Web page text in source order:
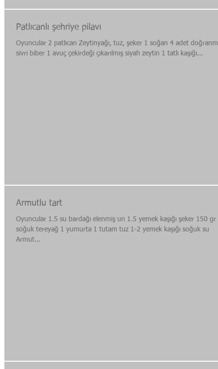
Patlıcanlı şehriye pilavı
Oyuncular 2 patlıcan Zeytinyağı, tuz, şeker 1 soğan 4 adet
sivri biber 1 avuç çekirdeği çıkarılmış siyah zeytin 1 tatlı kaşığı...
Armutlu tart
Oyuncular 1.5 su bardağı elenmiş un 1.5 yemek kaşığı şeker 150 gr
soğuk tereyağ 1 yumurta 1 tutam tuz 1-2 yemek kaşığı soğuk su
Armut...